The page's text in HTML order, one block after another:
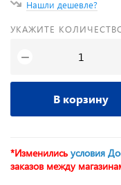
Нашли дешевле?
УКАЖИТЕ
−
В корзину
*Изменились условия
заказов между